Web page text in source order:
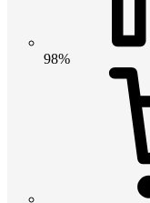
98%